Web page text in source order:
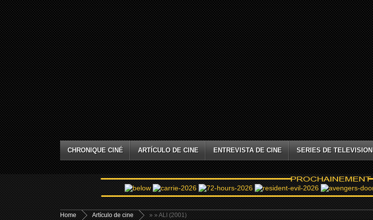
CHRONIQUE CINÉ ARTÍCULO DE CINE ENTREVISTA DE CINE SERIES DE TELEVISION
Home »
Artículo de cine » ALI (2001)